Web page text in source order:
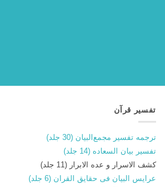
تفسیر قرآن
ترجمه تفسیر مجمع‌البیان (30 جلد)
تفسیر بیان السعاده (14 جلد)
کشف الاسرار و عده الابرار (11 جلد)
عرایس البیان فی حقایق القران (6 جلد)